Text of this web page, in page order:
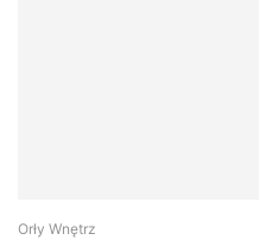
Orły Wnętrz